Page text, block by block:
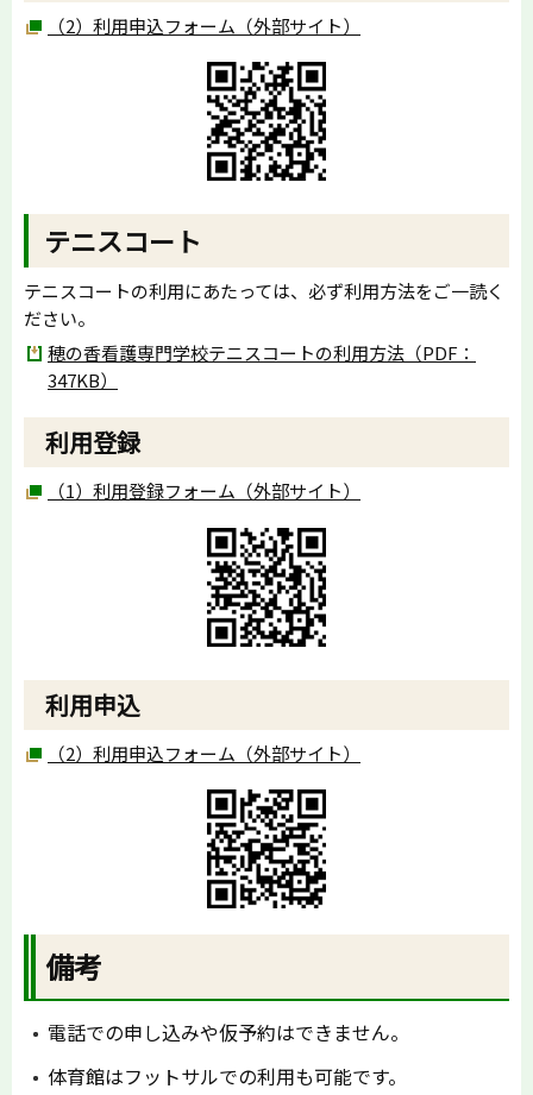
（2）利用申込フォーム（外部サイト）
テニスコート
テニスコートの利用にあたっては、必ず利用方法をご一読く
ださい。
穂の香看護専門学校テニスコートの利用方法（PDF：
347KB）
利用登録
（1）利用登録フォーム（外部サイト）
利用申込
（2）利用申込フォーム（外部サイト）
備考
電話での申し込みや仮予約はできません。
体育館はフットサルでの利用も可能です。